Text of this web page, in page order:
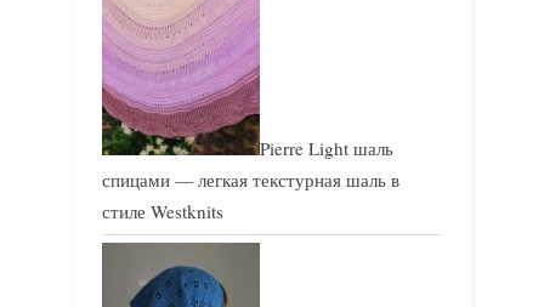
Pierre Light шаль
спицами — легкая текстурная шаль в
стиле Westknits